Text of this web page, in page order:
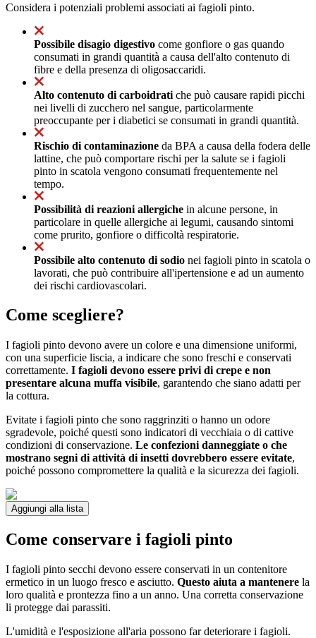
Considera i potenziali problemi associati ai fagioli pinto.
Possibile disagio digestivo come gonfiore o gas quando
consumati in grandi quantità a causa dell'alto contenuto di
fibre e della presenza di oligosaccaridi.
Alto contenuto di carboidrati che può causare rapidi picchi
nei livelli di zucchero nel sangue, particolarmente
preoccupante per i diabetici se consumati in grandi quantità.
Rischio di contaminazione da BPA a causa della fodera delle
lattine, che può comportare rischi per la salute se i fagioli
pinto in scatola vengono consumati frequentemente nel
tempo.
Possibilità di reazioni allergiche in alcune persone, in
particolare in quelle allergiche ai legumi, causando sintomi
come prurito, gonfiore o difficoltà respiratorie.
Possibile alto contenuto di sodio nei fagioli pinto in scatola o
lavorati, che può contribuire all'ipertensione e ad un aumento
dei rischi cardiovascolari.
Come scegliere?
I fagioli pinto devono avere un colore e una dimensione uniformi,
con una superficie liscia, a indicare che sono freschi e conservati
correttamente. I fagioli devono essere privi di crepe e non
presentare alcuna muffa visibile, garantendo che siano adatti per
la cottura.
Evitate i fagioli pinto che sono raggrinziti o hanno un odore
sgradevole, poiché questi sono indicatori di vecchiaia o di cattive
condizioni di conservazione. Le confezioni danneggiate o che
mostrano segni di attività di insetti dovrebbero essere evitate,
poiché possono compromettere la qualità e la sicurezza dei fagioli.
Aggiungi alla lista
Come conservare i fagioli pinto
I fagioli pinto secchi devono essere conservati in un contenitore
ermetico in un luogo fresco e asciutto. Questo aiuta a mantenere la
loro qualità e prontezza fino a un anno. Una corretta conservazione
li protegge dai parassiti.
L'umidità e l'esposizione all'aria possono far deteriorare i fagioli.